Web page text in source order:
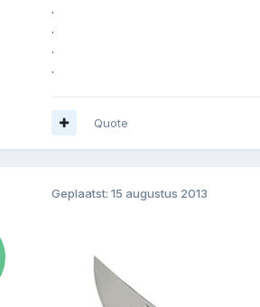
.
.
.
.
Quote
Geplaatst: 15 augustus 2013